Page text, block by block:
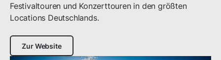
Festivaltouren und Konzerttouren in den größten
Zur Website